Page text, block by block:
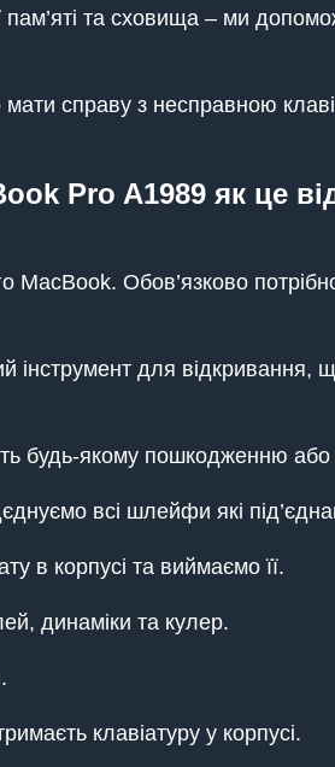
пам’яті та сховища – ми
справу з несправною
Pro A1989 як це
Обов’язково
для відкривання,
будь-якому пошкодженню або
всі шлейфи які
в корпусі та виймаємо її.
динаміки та кулер.
клавіатуру у корпусі.